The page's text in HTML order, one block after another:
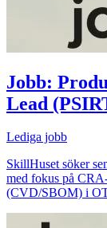
Jobb:
Lead
Lediga jobb
SkillHuset söker
med fokus på
(CVD/SBOM) i